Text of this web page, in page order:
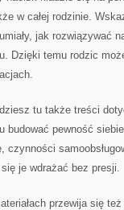
w całej rodzinie.
jak rozwiązywać
Dzięki temu rodzic
tu także treści
budować pewność
czynności
się je wdrażać bez presji.
przewija się